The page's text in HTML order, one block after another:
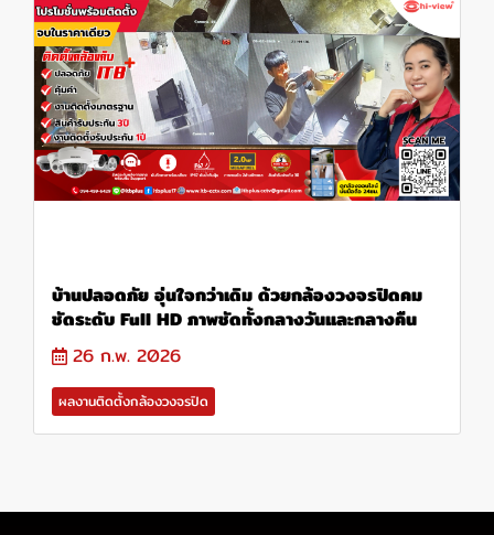
บ้านปลอดภัย อุ่นใจกว่าเดิม ด้วยกล้องวงจรปิดคม
ชัดระดับ Full HD ภาพชัดทั้งกลางวันและกลางคืน
26 ก.พ. 2026
ผลงานติดตั้งกล้องวงจรปิด